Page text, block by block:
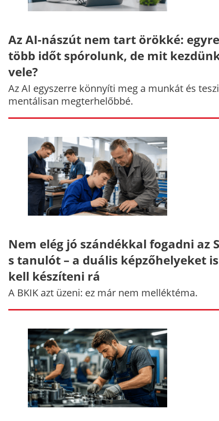
Az AI-nászút nem tart örökké: egyre
több időt spórolunk, de mit
vele?
Az AI egyszerre könnyíti meg a munkát és
mentálisan megterhelőbbé.
Nem elég jó szándékkal fogadni az
s tanulót – a duális képzőhelyeket
kell készíteni rá
A BKIK azt üzeni: ez már nem melléktéma.